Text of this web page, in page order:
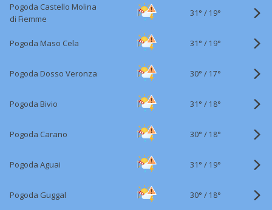
Pogoda Castello Molina
di Fiemme
31° / 19°
Pogoda Maso Cela 31° / 19°
Pogoda Dosso Veronza 30° / 17°
Pogoda Bivio 31° / 18°
Pogoda Carano 30° / 18°
Pogoda Aguai 31° / 19°
Pogoda Guggal 30° / 18°